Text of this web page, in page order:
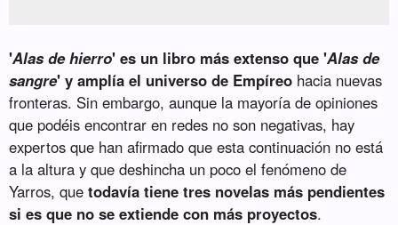
'Alas de hierro' es un libro más extenso que 'Alas de
sangre' y amplía el universo de Empíreo hacia nuevas
fronteras. Sin embargo, aunque la mayoría de opiniones
que podéis encontrar en redes no son negativas, hay
expertos que han afirmado que esta continuación no está
a la altura y que deshincha un poco el fenómeno de
Yarros, quetodavía tiene tres novelas más pendientes
si es que no se extiende con más proyectos.